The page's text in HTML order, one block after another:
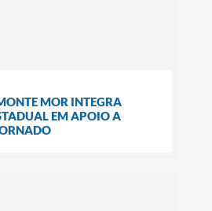
MOR INTEGRA
EM APOIO A